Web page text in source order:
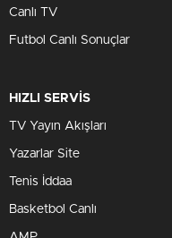
Canlı TV
Futbol Canlı Sonuçlar
HIZLI SERVİS
TV Yayın Akışları
Yazarlar Site
Tenis İddaa
Basketbol Canlı